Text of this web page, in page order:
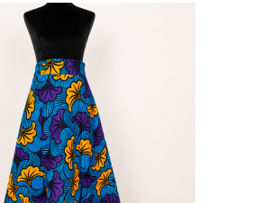
AJOUTER AU PANIER